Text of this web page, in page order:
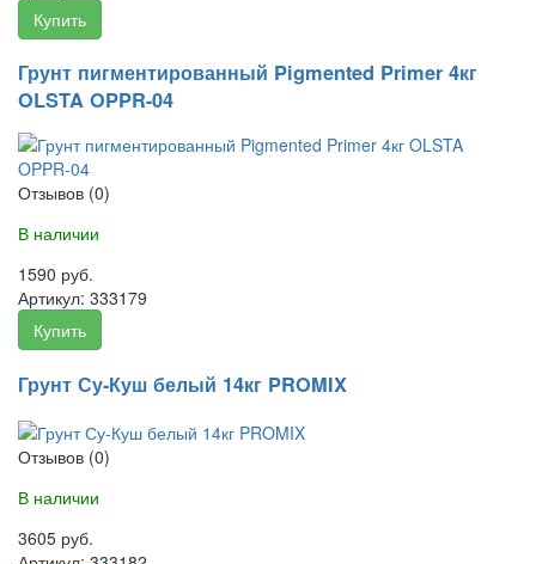
Купить
Грунт пигментированный Pigmented Primer 4кг
OLSTA OPPR-04
Отзывов (0)
В наличии
1590 руб.
Артикул: 333179
Купить
Грунт Су-Куш белый 14кг PROMIX
Отзывов (0)
В наличии
3605 руб.